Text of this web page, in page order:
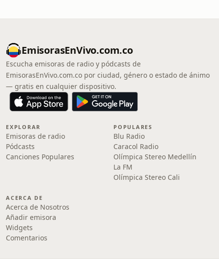
EmisorasEnVivo.com.co
Escucha emisoras de radio y pódcasts de
EmisorasEnVivo.com.co por ciudad, género o estado de ánimo
— gratis en cualquier dispositivo.
EXPLORAR
Emisoras de radio
Pódcasts
Canciones Populares
POPULARES
Blu Radio
Caracol Radio
Olímpica Stereo Medellín
La FM
Olímpica Stereo Cali
ACERCA DE
Acerca de Nosotros
Añadir emisora
Widgets
Comentarios